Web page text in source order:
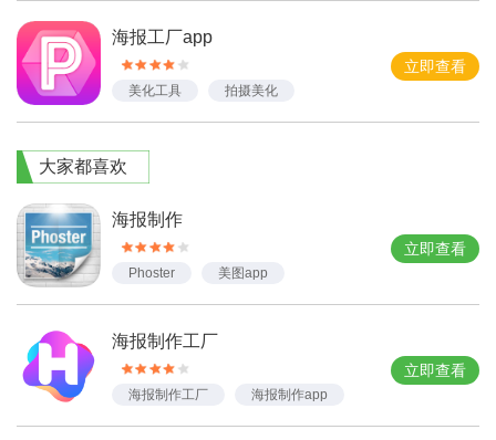
海报工厂app
美化工具
拍摄美化
图像处理
海报制作
摄影美化
立即查看
大家都喜欢
海报制作
Phoster
美图app
海报制作app
立即查看
海报制作工厂
海报制作工厂 海报制作app
立即查看